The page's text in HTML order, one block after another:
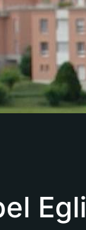
Egli